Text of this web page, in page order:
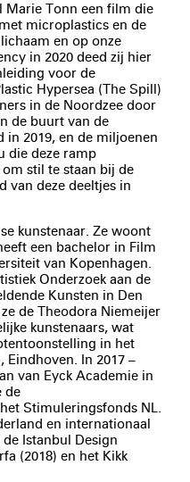
Marie Tonn een film die
microplastics en de
en op onze
in 2020 deed zij hier
voor de
Hypersea (The Spill)
in de Noordzee door
de buurt van de
in 2019, en de miljoenen
die deze ramp
stil te staan bij de
van deze deeltjes in
kunstenaar. Ze woont
een bachelor in Film
van Kopenhagen.
Onderzoek aan de
Kunsten in Den
de Theodora Niemeijer
kunstenaars, wat
in het
In 2017 –
van Eyck Academie in
de
Stimuleringsfonds NL.
en internationaal
Istanbul Design
(2018) en het Kikk